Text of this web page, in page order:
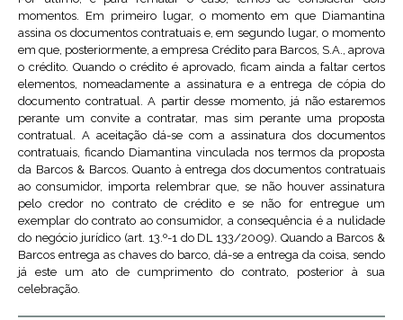
momentos. Em primeiro lugar, o momento em que Diamantina
assina os documentos contratuais e, em segundo lugar, o momento
em que, posteriormente, a empresa Crédito para Barcos, S.A., aprova
o crédito. Quando o crédito é aprovado, ficam ainda a faltar certos
elementos, nomeadamente a assinatura e a entrega de cópia do
documento contratual. A partir desse momento, já não estaremos
perante um convite a contratar, mas sim perante uma proposta
contratual. A aceitação dá-se com a assinatura dos documentos
contratuais, ficando Diamantina vinculada nos termos da proposta
da Barcos & Barcos. Quanto à entrega dos documentos contratuais
ao consumidor, importa relembrar que, se não houver assinatura
pelo credor no contrato de crédito e se não for entregue um
exemplar do contrato ao consumidor, a consequência é a nulidade
do negócio jurídico (art. 13.º-1 do DL 133/2009). Quando a Barcos &
Barcos entrega as chaves do barco, dá-se a entrega da coisa, sendo
já este um ato de cumprimento do contrato, posterior à sua
celebração.